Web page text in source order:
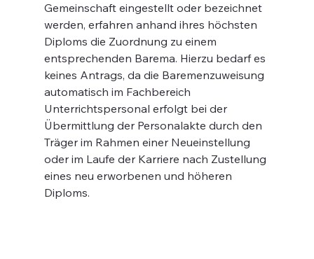
Gemeinschaft eingestellt oder bezeichnet
werden, erfahren anhand ihres höchsten
Diploms die Zuordnung zu einem
entsprechenden Barema. Hierzu bedarf es
keines Antrags, da die Baremenzuweisung
automatisch im Fachbereich
Unterrichtspersonal erfolgt bei der
Übermittlung der Personalakte durch den
Träger im Rahmen einer Neueinstellung
oder im Laufe der Karriere nach Zustellung
eines neu erworbenen und höheren
Diploms.